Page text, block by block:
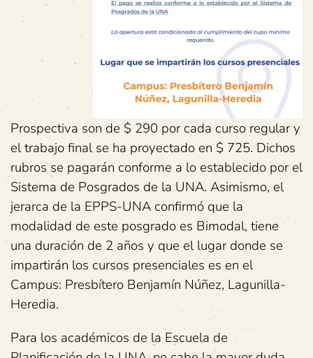
Prospectiva son de $ 290 por cada curso regular y
el trabajo final se ha proyectado en $ 725. Dichos
rubros se pagarán conforme a lo establecido por el
Sistema de Posgrados de la UNA. Asimismo, el
jerarca de la EPPS-UNA confirmó que la
modalidad de este posgrado es Bimodal, tiene
una duración de 2 años y que el lugar donde se
impartirán los cursos presenciales es en el
Campus: Presbítero Benjamín Núñez, Lagunilla-
Heredia.
Para los académicos de la Escuela de